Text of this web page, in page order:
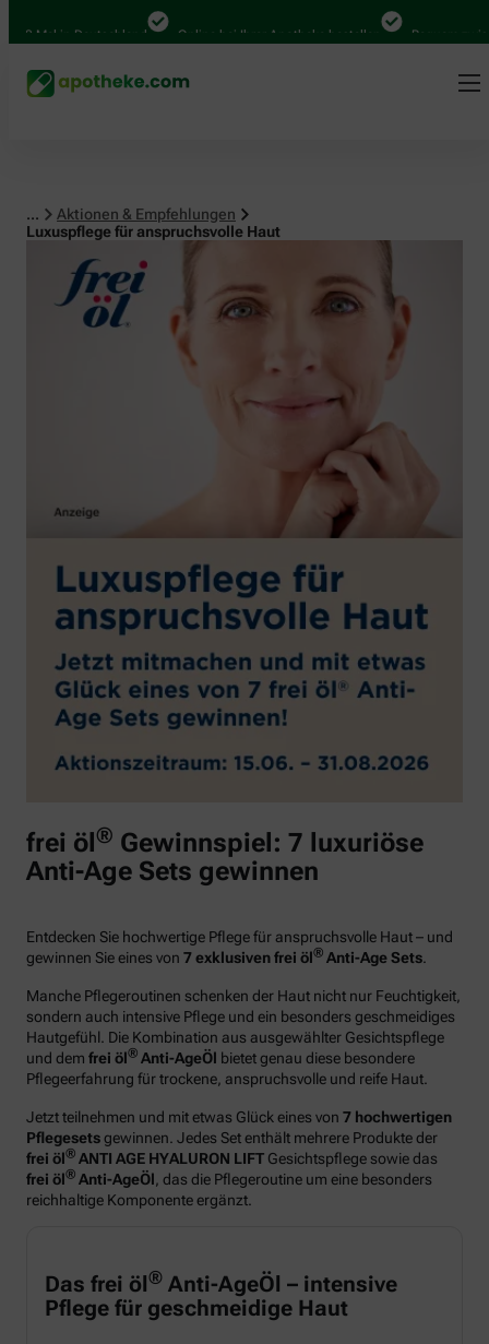
in Deutschland Online bei Ihrer Apotheke bestellen Bequem zwischen
...
Aktionen & Empfehlungen
Luxuspflege für anspruchsvolle Haut
frei öl ® Gewinnspiel: 7 luxuriöse
Anti-Age Sets gewinnen
Entdecken Sie hochwertige Pflege für anspruchsvolle Haut – und
gewinnen Sie eines von 7 exklusiven frei öl® Anti-Age Sets
Manche Pflegeroutinen schenken der Haut nicht nur Feuchtigkeit,
sondern auch intensive Pflege und ein besonders geschmeidiges
Hautgefühl. Die Kombination aus ausgewählter Gesichtspflege
und dem frei öl® Anti-AgeÖl bietet genau diese besondere
Pflegeerfahrung für trockene, anspruchsvolle und reife Haut.
Jetzt teilnehmen und mit etwas Glück eines von 7 hochwertigen
Pflegesetsgewinnen. Jedes Set enthält mehrere Produkte der
frei öl® ANTI AGE HYALURON LIFT Gesichtspflege sowie das
frei öl® Anti-AgeÖl , das die Pflegeroutine um eine besonders
reichhaltige Komponente ergänzt.
Das frei öl® Anti-AgeÖl – intensive
Pflege für geschmeidige Haut